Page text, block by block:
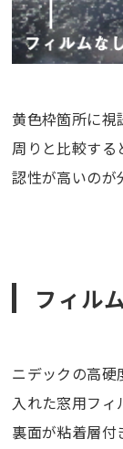
黄色枠箇所に視
周りと比較する
認性が高いのが
フィル
ニデックの高硬
入れた窓用フィ
裏面が粘着層付